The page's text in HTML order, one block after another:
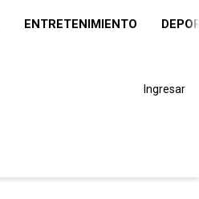
ENTRETENIMIENTO
Ingresar